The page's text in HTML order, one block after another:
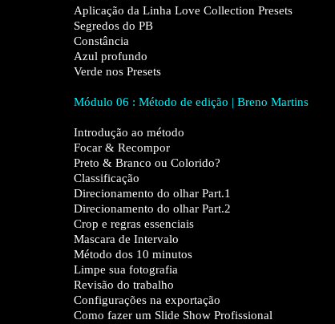
Aplicação da Linha Love Collection Presets
Segredos do PB
Constância
Azul profundo
Verde nos Presets
Módulo 06 : Método de edição | Breno Martins
Introdução ao método
Focar & Recompor
Preto & Branco ou Colorido?
Classificação
Direcionamento do olhar Part.1
Direcionamento do olhar Part.2
Crop e regras essenciais
Mascara de Intervalo
Método dos 10 minutos
Limpe sua fotografia
Revisão do trabalho
Configurações na exportação
Como fazer um Slide Show Profissional